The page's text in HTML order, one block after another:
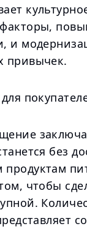
факторы,
и
привычек.
без
продуктам
чтобы